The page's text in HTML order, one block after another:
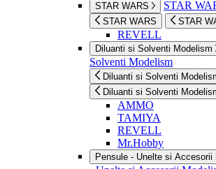
STAR WARS STAR
STAR WARS STAR
REVELL
Diluanti si Solventi Modelism
Solventi Modelism
Diluanti si Solventi
Diluanti si Solventi
AMMO
TAMIYA
REVELL
Mr.Hobby
Pensule - Unelte si Accesorii